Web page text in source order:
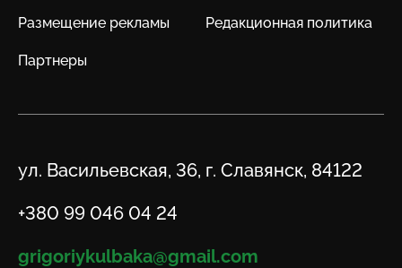
Размещение рекламы Редакционная политика
Партнеры
Адрес
ул. Васильевская, 36, г. Славянск, 84122
Телефон
+380 99 046 04 24
Email
grigoriykulbaka@gmail.com